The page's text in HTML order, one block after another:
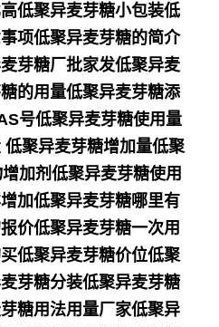
低聚异麦芽糖小包装低
项低聚异麦芽糖的简介
芽糖厂批家发低聚异麦
的用量低聚异麦芽糖添
号低聚异麦芽糖使用量
聚异麦芽糖增加量低聚
加剂低聚异麦芽糖使用
加低聚异麦芽糖哪里有
价低聚异麦芽糖一次用
低聚异麦芽糖价位低聚
芽糖分装低聚异麦芽糖
糖用法用量厂家低聚异